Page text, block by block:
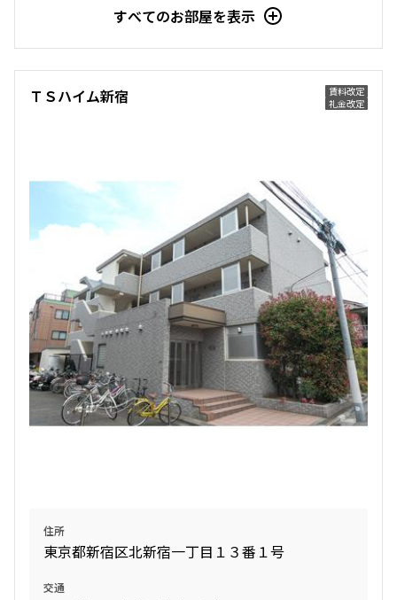
すべてのお部屋を表示
賃料改定
礼金改定
ＴＳハイム新宿
住所
東京都新宿区北新宿一丁目１３番１号
交通